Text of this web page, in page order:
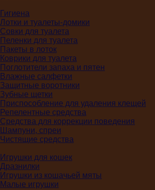
Гигиена
Лотки и туалеты-домики
Совки для туалета
Пеленки для туалета
Пакеты в лоток
Коврики для туалета
Поглотители запаха и пятен
Влажные салфетки
Защитные воротники
Зубные щетки
Приспособление для удаления клещей
Репелентные средства
Средства для коррекции поведения
Шампуни, спреи
Чистящие средства
Игрушки для кошек
Дразнилки
Игрушки из кошачьей мяты
Малые игрушки